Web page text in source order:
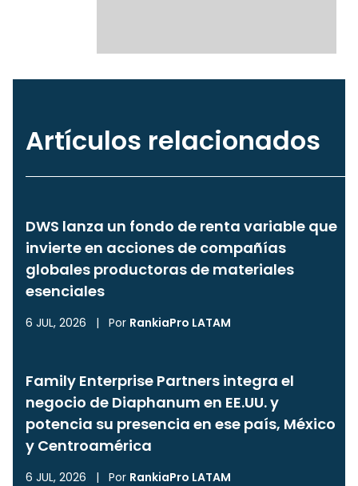
Artículos relacionados
DWS lanza un fondo de renta variable que
invierte en acciones de compañías
globales productoras de materiales
esenciales
6 JUL, 2026 | Por RankiaPro LATAM
Family Enterprise Partners integra el
negocio de Diaphanum en EE.UU. y
potencia su presencia en ese país, México
y Centroamérica
6 JUL, 2026 | Por RankiaPro LATAM